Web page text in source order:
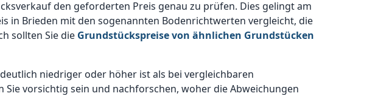
den geforderten Preis genau zu prüfen. Dies gelingt am
in Brieden mit den sogenannten Bodenrichtwerten vergleicht, die
sollten Sie die Grundstückspreise von ähnlichen Grundstücken
niedriger oder höher ist als bei vergleichbaren
vorsichtig sein und nachforschen, woher die Abweichungen